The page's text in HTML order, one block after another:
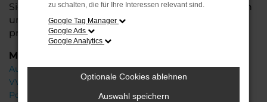
Sie sich von unseren Experten beraten – wir freuen
uns, Ihnen den perfekten Neuwagen zu
präsentieren!
Marken
Audi
VW
Porsche
zu schalten, die für Ihre Interessen relevant sind.
Google Tag Manager
Google Ads
Google Analytics
Optionale Cookies ablehnen
Auswahl speichern